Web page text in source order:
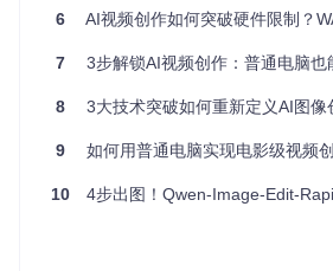
6 AI视频创作如何突破硬件限制？WAN2.2-14B-
7 3步解锁AI视频创作：普通电脑也
8 3大技术突破如何重新定义AI图像创作：
9 如何用普通电脑实现电影级视频创作？揭秘WAN2.2-
10 4步出图！Qwen-Image-Edit-Rapid-AIO v5重构AI图像